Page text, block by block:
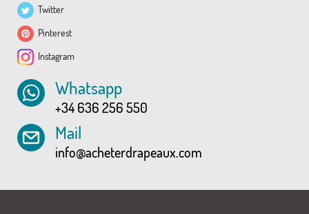
Twitter
Pinterest
Instagram
Whatsapp
+34 636 256 550
Mail
info@acheterdrapeaux.com